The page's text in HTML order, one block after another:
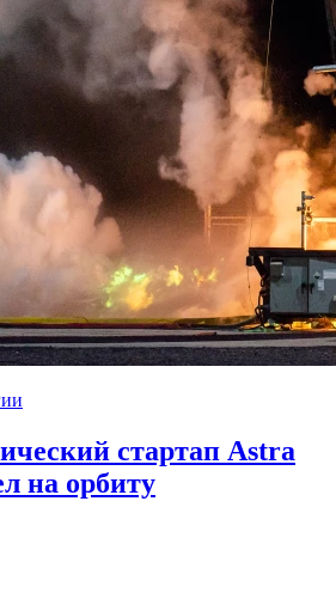
стартап Astra
на орбиту